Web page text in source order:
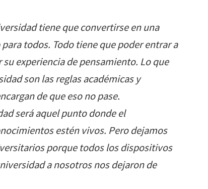
tiene que convertirse en una
todos. Todo tiene que poder entrar a
experiencia de pensamiento. Lo que
son las reglas académicas y
de que eso no pase.
será aquel punto donde el
estén vivos. Pero dejamos
porque todos los dispositivos
a nosotros nos dejaron de